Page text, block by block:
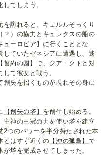
てしまう。
訪れると、キュルルそっくり
？）の協力とキュレクスの船の
ューロピア】 に行くこととな
していたゼネシアに遭遇し、逃
【誓約の園】で、ジア・クトと対
て彼女と戦う。
創失を招くものが現れその身に
【創失の塔】 を創生し始める。
主神の王冠の力を使い塔を建立
2つのパワーを半分持たされた本
とはすぐ近くの 【沖の孤島】 で
塔を完成させてしまった。